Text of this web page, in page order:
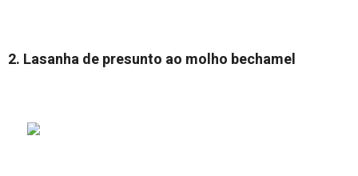
2. Lasanha de presunto ao molho bechamel